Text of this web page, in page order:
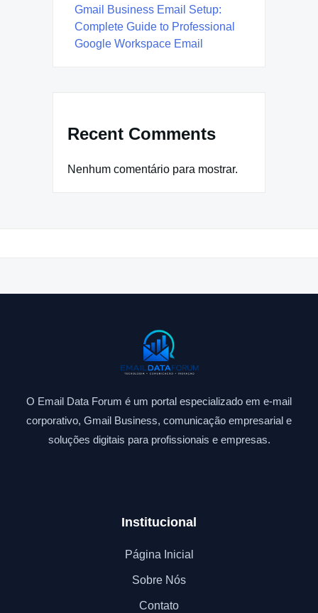
Gmail Business Email Setup:
Complete Guide to Professional
Google Workspace Email
Recent Comments
Nenhum comentário para mostrar.
O Email Data Forum é um portal especializado em e-mail
corporativo, Gmail Business, comunicação empresarial e
soluções digitais para profissionais e empresas.
Institucional
Página Inicial
Sobre Nós
Contato